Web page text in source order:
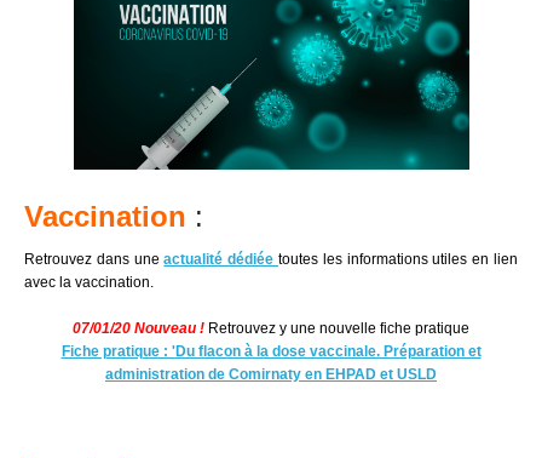
Vaccination :
Retrouvez dans uneactualité dédiéetoutes les informations utiles en lien
avec la vaccination.
07/01/20 Nouveau ! Retrouvez y une nouvelle fiche pratique
Fiche pratique : 'Du flacon à la dose vaccinale. Préparation et
administration de Comirnaty en EHPAD et USLD